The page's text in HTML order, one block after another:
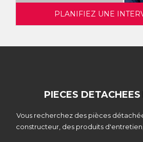
PLANIFIEZ UNE
PIECES
Vous recherchez des pièces
constructeur, des produits